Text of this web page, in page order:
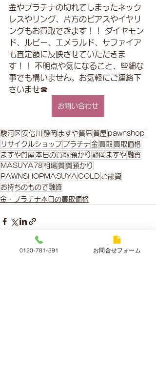
金やプラチナの切れてしまったネック
レスやリング、片方のピアスやイヤリ
ングもお買取できます！！ ダイヤモン
ド、ルビー、エメラルド、サファイア
も査定額に反映させていただきま
す！！ 不明点や気になること、些細な
事でも構いません。お気軽にご連絡下
さいませ☎
お問い合わせ
駿河区 安倍川 静岡 ますや質店 質屋 pawnshop
リサイクルショップ プラチナ 金 買取 買取価格
ますや質屋 本日の買取 預かり 静岡ますや 融資
MASUYA78相場 質 質預かり
PAWNSHOPMASUYA GOLD ご融資
お持ちのもので融資
金・プラチナ本日の買取価格
0120-781-391 お問合せフォーム